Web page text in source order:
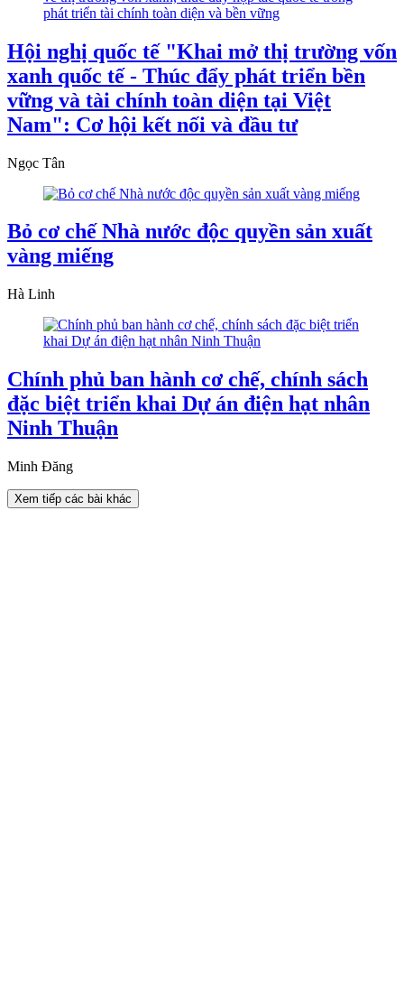
Hội nghị quốc tế "Khai mở thị trường vốn
xanh quốc tế - Thúc đẩy phát triển bền
vững và tài chính toàn diện tại Việt
Nam": Cơ hội kết nối và đầu tư
Ngọc Tân
Bỏ cơ chế Nhà nước độc quyền sản xuất
vàng miếng
Hà Linh
Chính phủ ban hành cơ chế, chính sách
đặc biệt triển khai Dự án điện hạt nhân
Ninh Thuận
Minh Đăng
Xem tiếp các bài khác